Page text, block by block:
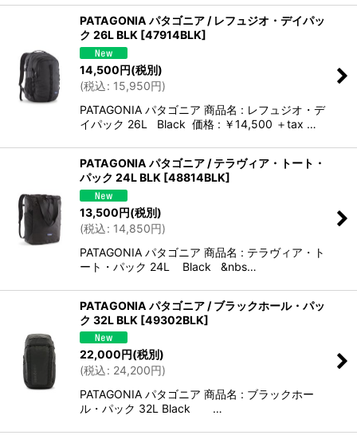
PATAGONIA パタゴニア / レフュジオ・デイパッ
ク 26L BLK [47914BLK]
14,500円(税別)
(税込: 15,950円)
PATAGONIA パタゴニア 商品名 : レフュジオ・デ
イパック 26L Black 価格 : ￥14,500 ＋tax …
PATAGONIA パタゴニア / テラヴィア・トート・
パック 24L BLK [48814BLK]
13,500円(税別)
(税込: 14,850円)
PATAGONIA パタゴニア 商品名 : テラヴィア・ト
ート・パック 24L Black &nbs…
PATAGONIA パタゴニア / ブラックホール・パッ
ク 32L BLK [49302BLK]
22,000円(税別)
(税込: 24,200円)
PATAGONIA パタゴニア 商品名 : ブラックホー
ル・パック 32L Black …